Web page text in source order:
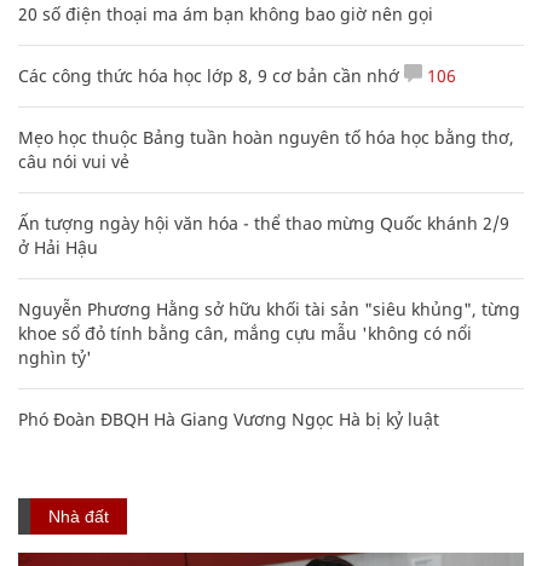
20 số điện thoại ma ám bạn không bao giờ nên gọi
Các công thức hóa học lớp 8, 9 cơ bản cần nhớ 106
Mẹo học thuộc Bảng tuần hoàn nguyên tố hóa học bằng thơ,
câu nói vui vẻ
Ấn tượng ngày hội văn hóa - thể thao mừng Quốc khánh 2/9
ở Hải Hậu
Nguyễn Phương Hằng sở hữu khối tài sản "siêu khủng", từng
khoe sổ đỏ tính bằng cân, mắng cựu mẫu 'không có nổi
nghìn tỷ'
Phó Đoàn ĐBQH Hà Giang Vương Ngọc Hà bị kỷ luật
Nhà đất